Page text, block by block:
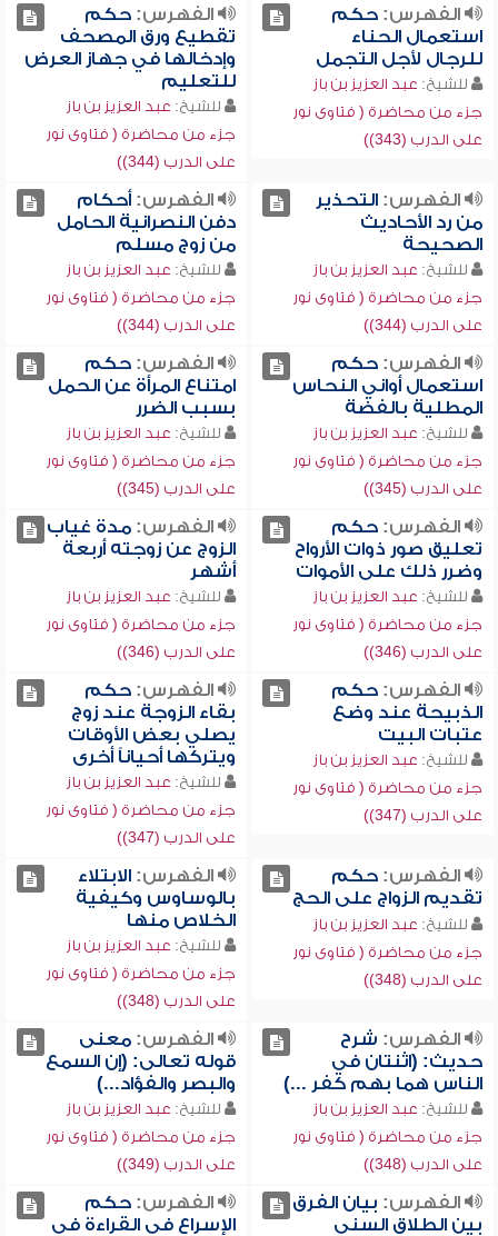
الفهرس:حكم
استعمال الحناء
للرجال لأجل التجمل
للشيخ: عبد العزيز بن باز
جزء من محاضرة ( فتاوى نور
على الدرب (343))
الفهرس:حكم
تقطيع ورق المصحف
وإدخالها في جهاز العرض
للتعليم
للشيخ: عبد العزيز بن باز
جزء من محاضرة ( فتاوى نور
على الدرب (344))
الفهرس:التحذير
من رد الأحاديث
الصحيحة
للشيخ: عبد العزيز بن باز
جزء من محاضرة ( فتاوى نور
على الدرب (344))
الفهرس:أحكام
دفن النصرانية الحامل
من زوج مسلم
للشيخ: عبد العزيز بن باز
جزء من محاضرة ( فتاوى نور
على الدرب (344))
الفهرس:حكم
استعمال أواني النحاس
المطلية بالفضة
للشيخ: عبد العزيز بن باز
جزء من محاضرة ( فتاوى نور
على الدرب (345))
الفهرس:حكم
امتناع المرأة عن الحمل
بسبب الضرر
للشيخ: عبد العزيز بن باز
جزء من محاضرة ( فتاوى نور
على الدرب (345))
الفهرس:حكم
تعليق صور ذوات الأرواح
وضرر ذلك على الأموات
للشيخ: عبد العزيز بن باز
جزء من محاضرة ( فتاوى نور
على الدرب (346))
الفهرس:مدة غياب
الزوج عن زوجته أربعة
أشهر
للشيخ: عبد العزيز بن باز
جزء من محاضرة ( فتاوى نور
على الدرب (346))
الفهرس:حكم
الذبيحة عند وضع
عتبات البيت
للشيخ: عبد العزيز بن باز
جزء من محاضرة ( فتاوى نور
على الدرب (347))
الفهرس:حكم
بقاء الزوجة عند زوج
يصلي بعض الأوقات
ويتركها أحياناً أخرى
للشيخ: عبد العزيز بن باز
جزء من محاضرة ( فتاوى نور
على الدرب (347))
الفهرس:حكم
تقديم الزواج على الحج
للشيخ: عبد العزيز بن باز
جزء من محاضرة ( فتاوى نور
على الدرب (348))
الفهرس:الابتلاء
بالوساوس وكيفية
الخلاص منها
للشيخ: عبد العزيز بن باز
جزء من محاضرة ( فتاوى نور
على الدرب (348))
الفهرس: شرح
حديث: (اثنتان في
الناس هما بهم كفر ...)
للشيخ: عبد العزيز بن باز
جزء من محاضرة ( فتاوى نور
على الدرب (348))
الفهرس:معنى
قوله تعالى: (إن السمع
والبصر والفؤاد...)
للشيخ: عبد العزيز بن باز
جزء من محاضرة ( فتاوى نور
على الدرب (349))
الفهرس: بيان الفرق
بين الطلاق السني
الفهرس:حكم
الإسراع في القراءة في